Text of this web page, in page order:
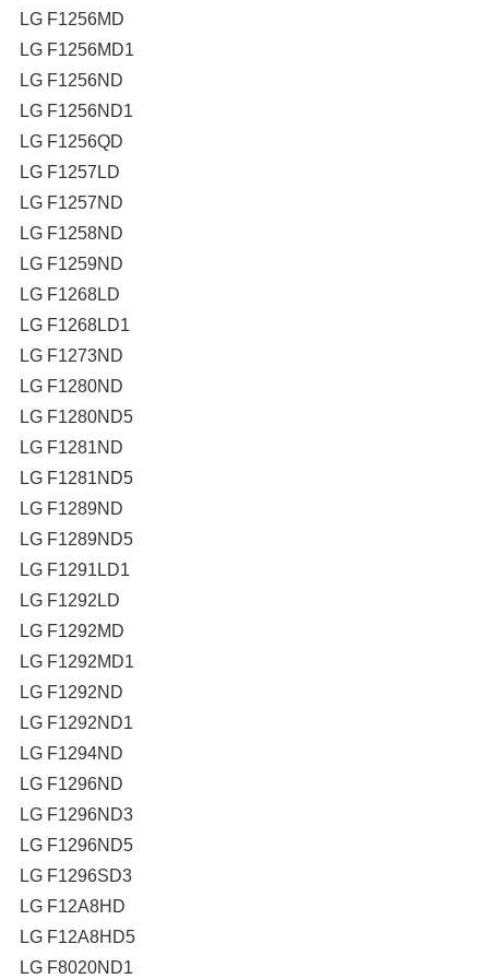
LG F1256MD
LG F1256MD1
LG F1256ND
LG F1256ND1
LG F1256QD
LG F1257LD
LG F1257ND
LG F1258ND
LG F1259ND
LG F1268LD
LG F1268LD1
LG F1273ND
LG F1280ND
LG F1280ND5
LG F1281ND
LG F1281ND5
LG F1289ND
LG F1289ND5
LG F1291LD1
LG F1292LD
LG F1292MD
LG F1292MD1
LG F1292ND
LG F1292ND1
LG F1294ND
LG F1296ND
LG F1296ND3
LG F1296ND5
LG F1296SD3
LG F12A8HD
LG F12A8HD5
LG F8020ND1